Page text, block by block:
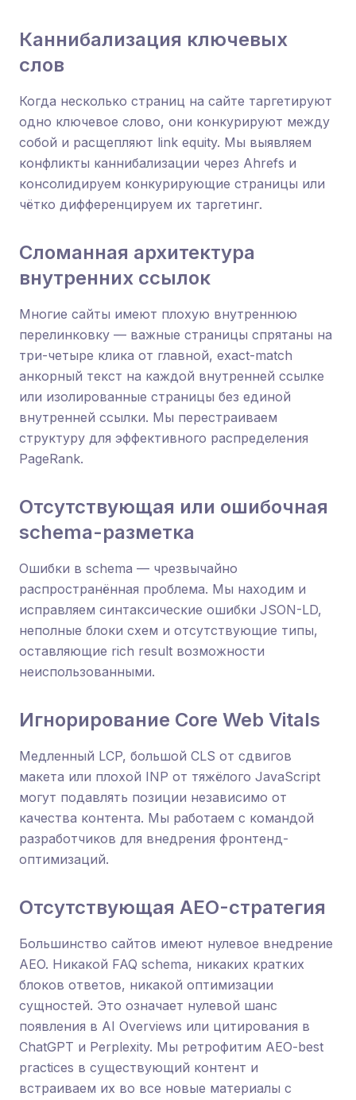
Каннибализация ключевых
слов
Когда несколько страниц на сайте таргетируют
одно ключевое слово, они конкурируют между
собой и расщепляют link equity. Мы выявляем
конфликты каннибализации через Ahrefs и
консолидируем конкурирующие страницы или
чётко дифференцируем их таргетинг.
Сломанная архитектура
внутренних ссылок
Многие сайты имеют плохую внутреннюю
перелинковку — важные страницы спрятаны на
три-четыре клика от главной, exact-match
анкорный текст на каждой внутренней ссылке
или изолированные страницы без единой
внутренней ссылки. Мы перестраиваем
структуру для эффективного распределения
PageRank.
Отсутствующая или ошибочная
schema-разметка
Ошибки в schema — чрезвычайно
распространённая проблема. Мы находим и
исправляем синтаксические ошибки JSON-LD,
неполные блоки схем и отсутствующие типы,
оставляющие rich result возможности
неиспользованными.
Игнорирование Core Web Vitals
Медленный LCP, большой CLS от сдвигов
макета или плохой INP от тяжёлого JavaScript
могут подавлять позиции независимо от
качества контента. Мы работаем с командой
разработчиков для внедрения фронтенд-
оптимизаций.
Отсутствующая AEO-стратегия
Большинство сайтов имеют нулевое внедрение
AEO. Никакой FAQ schema, никаких кратких
блоков ответов, никакой оптимизации
сущностей. Это означает нулевой шанс
появления в AI Overviews или цитирования в
ChatGPT и Perplexity. Мы ретрофитим AEO-best
practices в существующий контент и
встраиваем их во все новые материалы с